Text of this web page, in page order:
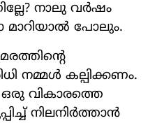
നാലു വര്‍ഷം
മാറിയാല്‍ പോലും.
നമ്മള്‍ കല്പിക്കണം.
വികാരത്തെ
നിലനിര്‍ത്താന്‍